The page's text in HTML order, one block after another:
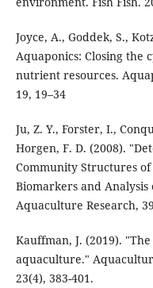
Joyce, A., Goddek, S.,
Aquaponics: Closing the
nutrient resources.
19, 19–34
Ju, Z. Y., Forster, I.,
Horgen, F. D. (2008).
Community Structures
Biomarkers and Analysis
Aquaculture Research,
Kauffman, J. (2019).
aquaculture."
23(4), 383-401.